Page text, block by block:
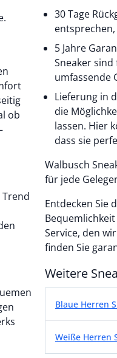
ob
30 Tage
5 Jahre
Sneaker
umfassende
Lieferung in
die
lassen. Hier
dass sie
Walbusch
für jede
Entdecken Sie
Service, den
finden Sie
Weitere
Blaue Herren
Weiße Herren